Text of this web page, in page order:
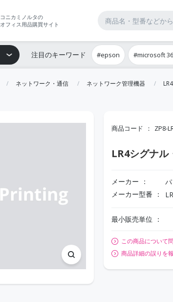
コニカミノルタの
オフィス用品購買サイト
注目のキーワード #epson #microsoft
ネットワーク・通信 ネットワーク管理機器
商品コード ZP8-
LR4シグナ
メーカー
メーカー型番
最小販売単位
この商品について
商品詳細の誤りを